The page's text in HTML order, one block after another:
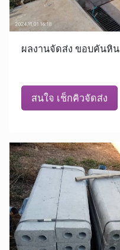
ผลงานจัดส่ง ขอบคันหิน
สนใจ เช็กคิวจัดส่ง